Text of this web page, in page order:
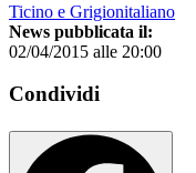
Ticino e Grigionitaliano
News pubblicata il:
02/04/2015 alle 20:00
Condividi